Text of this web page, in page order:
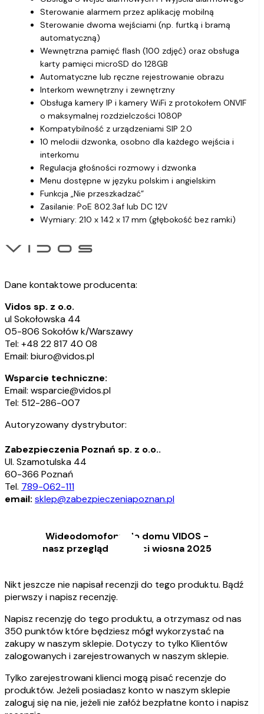
Sterowanie alarmem przez aplikację mobilną
Sterowanie dwoma wejściami (np. furtką i bramą
automatyczną)
Wewnętrzna pamięć flash (100 zdjęć) oraz obsługa
karty pamięci microSD do 128GB
Automatyczne lub ręczne rejestrowanie obrazu
Interkom wewnętrzny i zewnętrzny
Obsługa kamery IP i kamery WiFi z protokołem ONVIF
o maksymalnej rozdzielczości 1080P
Kompatybilność z urządzeniami SIP 2.0
10 melodii dzwonka, osobno dla każdego wejścia i
interkomu
Regulacja głośności rozmowy i dzwonka
Menu dostępne w języku polskim i angielskim
Funkcja „Nie przeszkadzać”
Zasilanie: PoE 802.3af lub DC 12V
Wymiary: 210 x 142 x 17 mm (głębokość bez ramki)
Dane kontaktowe producenta:
Vidos sp. z o.o.
ul Sokołowska 44
05-806 Sokołów k/Warszawy
Tel: +48 22 817 40 08
Email: biuro@vidos.pl
Wsparcie techniczne:
Email: wsparcie@vidos.pl
Tel: 512-286-007
Autoryzowany dystrybutor:
Zabezpieczenia Poznań sp. z o.o..
Ul. Szamotulska 44
60-366 Poznań
Tel. 789-062-111
email: sklep@zabezpieczeniapoznan.pl
Wideodomofony do domu VIDOS -
nasz przegląd nowości wiosna 2025
Nikt jeszcze nie napisał recenzji do tego produktu. Bądź
pierwszy i napisz recenzję.
Napisz recenzję do tego produktu, a otrzymasz od nas
350 punktów które będziesz mógł wykorzystać na
zakupy w naszym sklepie. Dotyczy to tylko Klientów
zalogowanych i zarejestrowanych w naszym sklepie.
Tylko zarejestrowani klienci mogą pisać recenzje do
produktów. Jeżeli posiadasz konto w naszym sklepie
zaloguj się na nie, jeżeli nie załóż bezpłatne konto i napisz